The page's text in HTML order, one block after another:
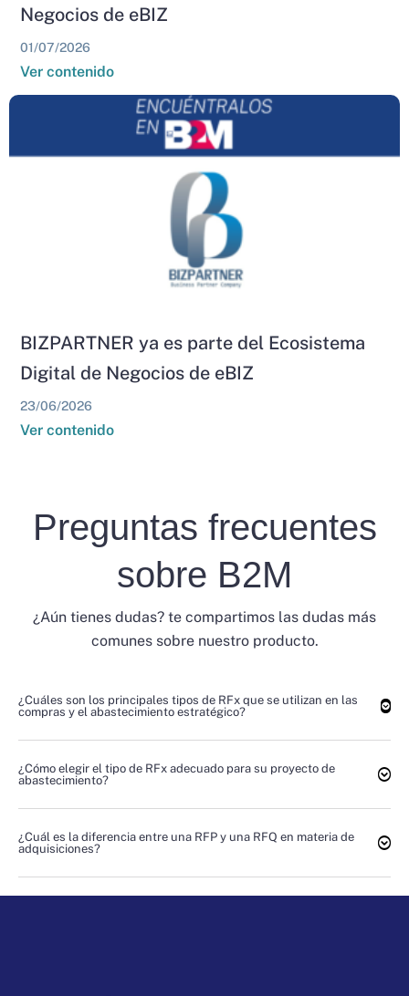
Negocios de eBIZ
01/07/2026
Ver contenido
BIZPARTNER ya es parte del Ecosistema
Digital de Negocios de eBIZ
23/06/2026
Ver contenido
Preguntas frecuentes
sobre B2M
¿Aún tienes dudas? te compartimos las dudas más
comunes sobre nuestro producto.
¿Cuáles son los principales tipos de RFx que se utilizan en las
compras y el abastecimiento estratégico?
¿Cómo elegir el tipo de RFx adecuado para su proyecto de
abastecimiento?
¿Cuál es la diferencia entre una RFP y una RFQ en materia de
adquisiciones?